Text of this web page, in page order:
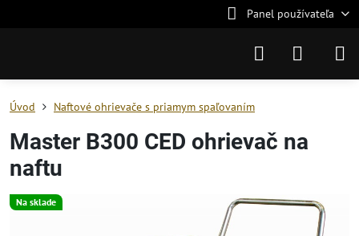
Panel používateľa
Na sklade
Úvod Naftové ohrievače s priamym spaľovaním
Master B300 CED ohrievač na
naftu